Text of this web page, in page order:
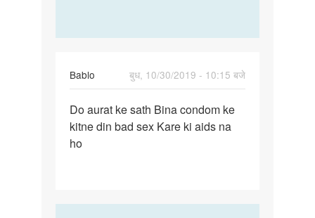
Bablo
बुध, 10/30/2019 - 10:15 बजे
Do
aurat
ke
Do aurat ke sath Bina condom ke
kitne din bad sex Kare ki aids na
ho